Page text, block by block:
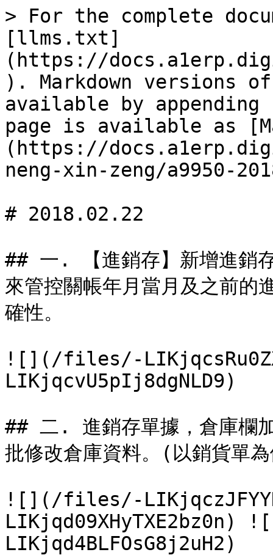
> For the complete
[llms.txt]
(https://
). Markdown versions
available by
page is available as
(https://
neng-xin-zeng/a9950-
# 2018.02.22
## 一. 【進銷存】新增進銷
來管控關帳年月當月及之前的
確性。
![](/files/-
LIKjqcvU5pIj8dgNLD9)
## 二. 進銷存單據，倉庫欄
批修改倉庫資料。(以銷貨單
![](/files/-
LIKjqd4BLFOsG8j2uH2)